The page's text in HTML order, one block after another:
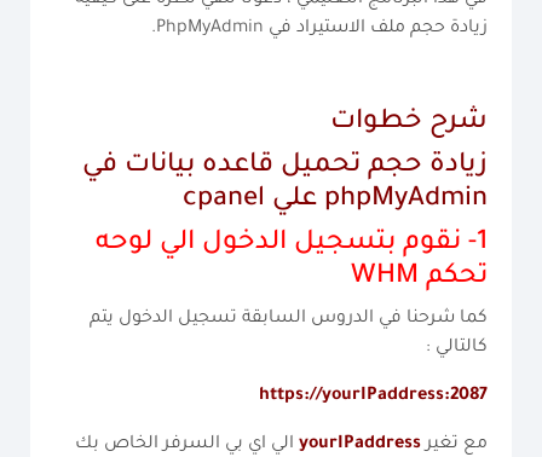
زيادة حجم ملف الاستيراد فيPhpMyAdmin
.
شرح خطوات
زيادة حجم تحميل قاعده بيانات في
phpMyAdmin علي cpanel
1- نقوم بتسجيل الدخول الي لوحه
تحكمWHM
كما شرحنا في الدروس السابقة تسجيل الدخول يتم
كالتالي :
https://yourIPaddress:2087
مع تغيرyourIPaddress الي اي بي السرفر الخاص بك